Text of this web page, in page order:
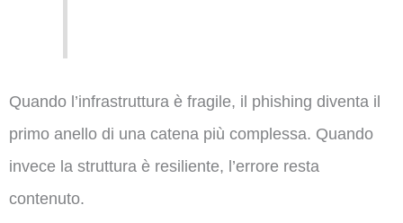
Quando l’infrastruttura è fragile, il phishing diventa il
primo anello di una catena più complessa. Quando
invece la struttura è resiliente, l’errore resta
contenuto.